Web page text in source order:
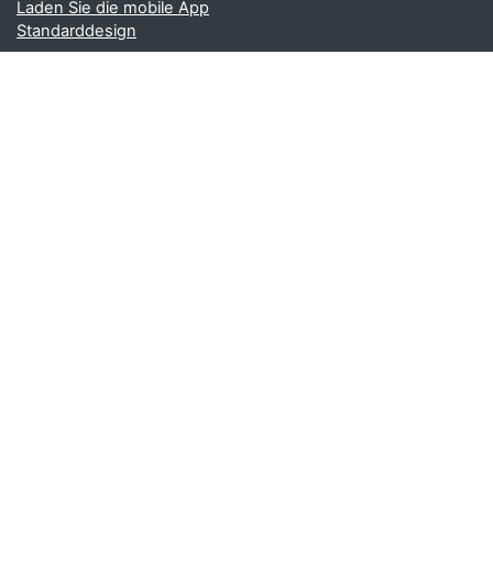
Laden Sie die mobile App
Standarddesign